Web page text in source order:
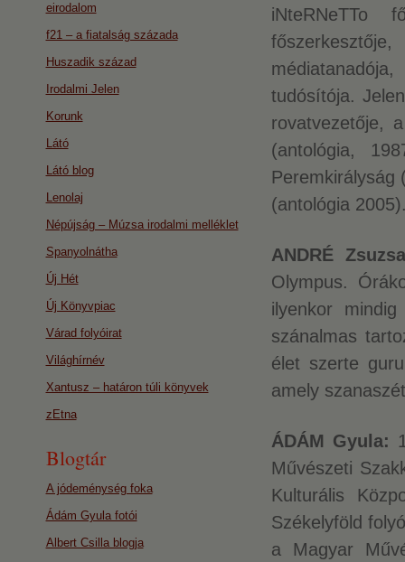
iNteRNeTTo
tudósítója.
rovatvezetője,
(antológia,
Peremkirályság
(antológia
ANDRÉ
Olympus.
ilyenkor
szánalmas
élet szerte
amely
ÁDÁM Gyula:
Művészeti
Kulturális
Székelyföld
a Magyar
eirodalom
f21 – a fiatalság százada
Huszadik század
Irodalmi Jelen
Korunk
Látó
Látó blog
Lenolaj
Népújság – Múzsa irodalmi melléklet
Spanyolnátha
Új Hét
Új Könyvpiac
Várad folyóirat
Világhírnév
Xantusz – határon túli könyvek
zEtna
Blogtár
A jódeménység foka
Ádám Gyula fotói
Albert Csilla blogja